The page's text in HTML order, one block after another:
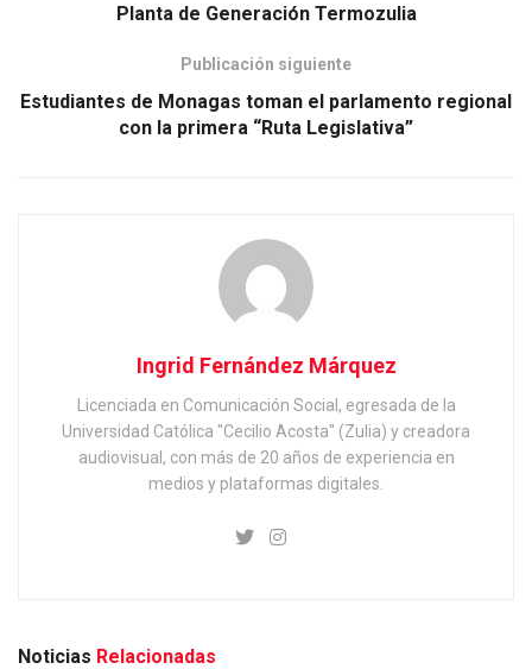
Planta de Generación Termozulia
Publicación siguiente
Estudiantes de Monagas toman el parlamento regional
con la primera “Ruta Legislativa”
Ingrid Fernández Márquez
Licenciada en Comunicación Social, egresada de la
Universidad Católica "Cecilio Acosta" (Zulia) y creadora
audiovisual, con más de 20 años de experiencia en
medios y plataformas digitales.
Noticias Relacionadas